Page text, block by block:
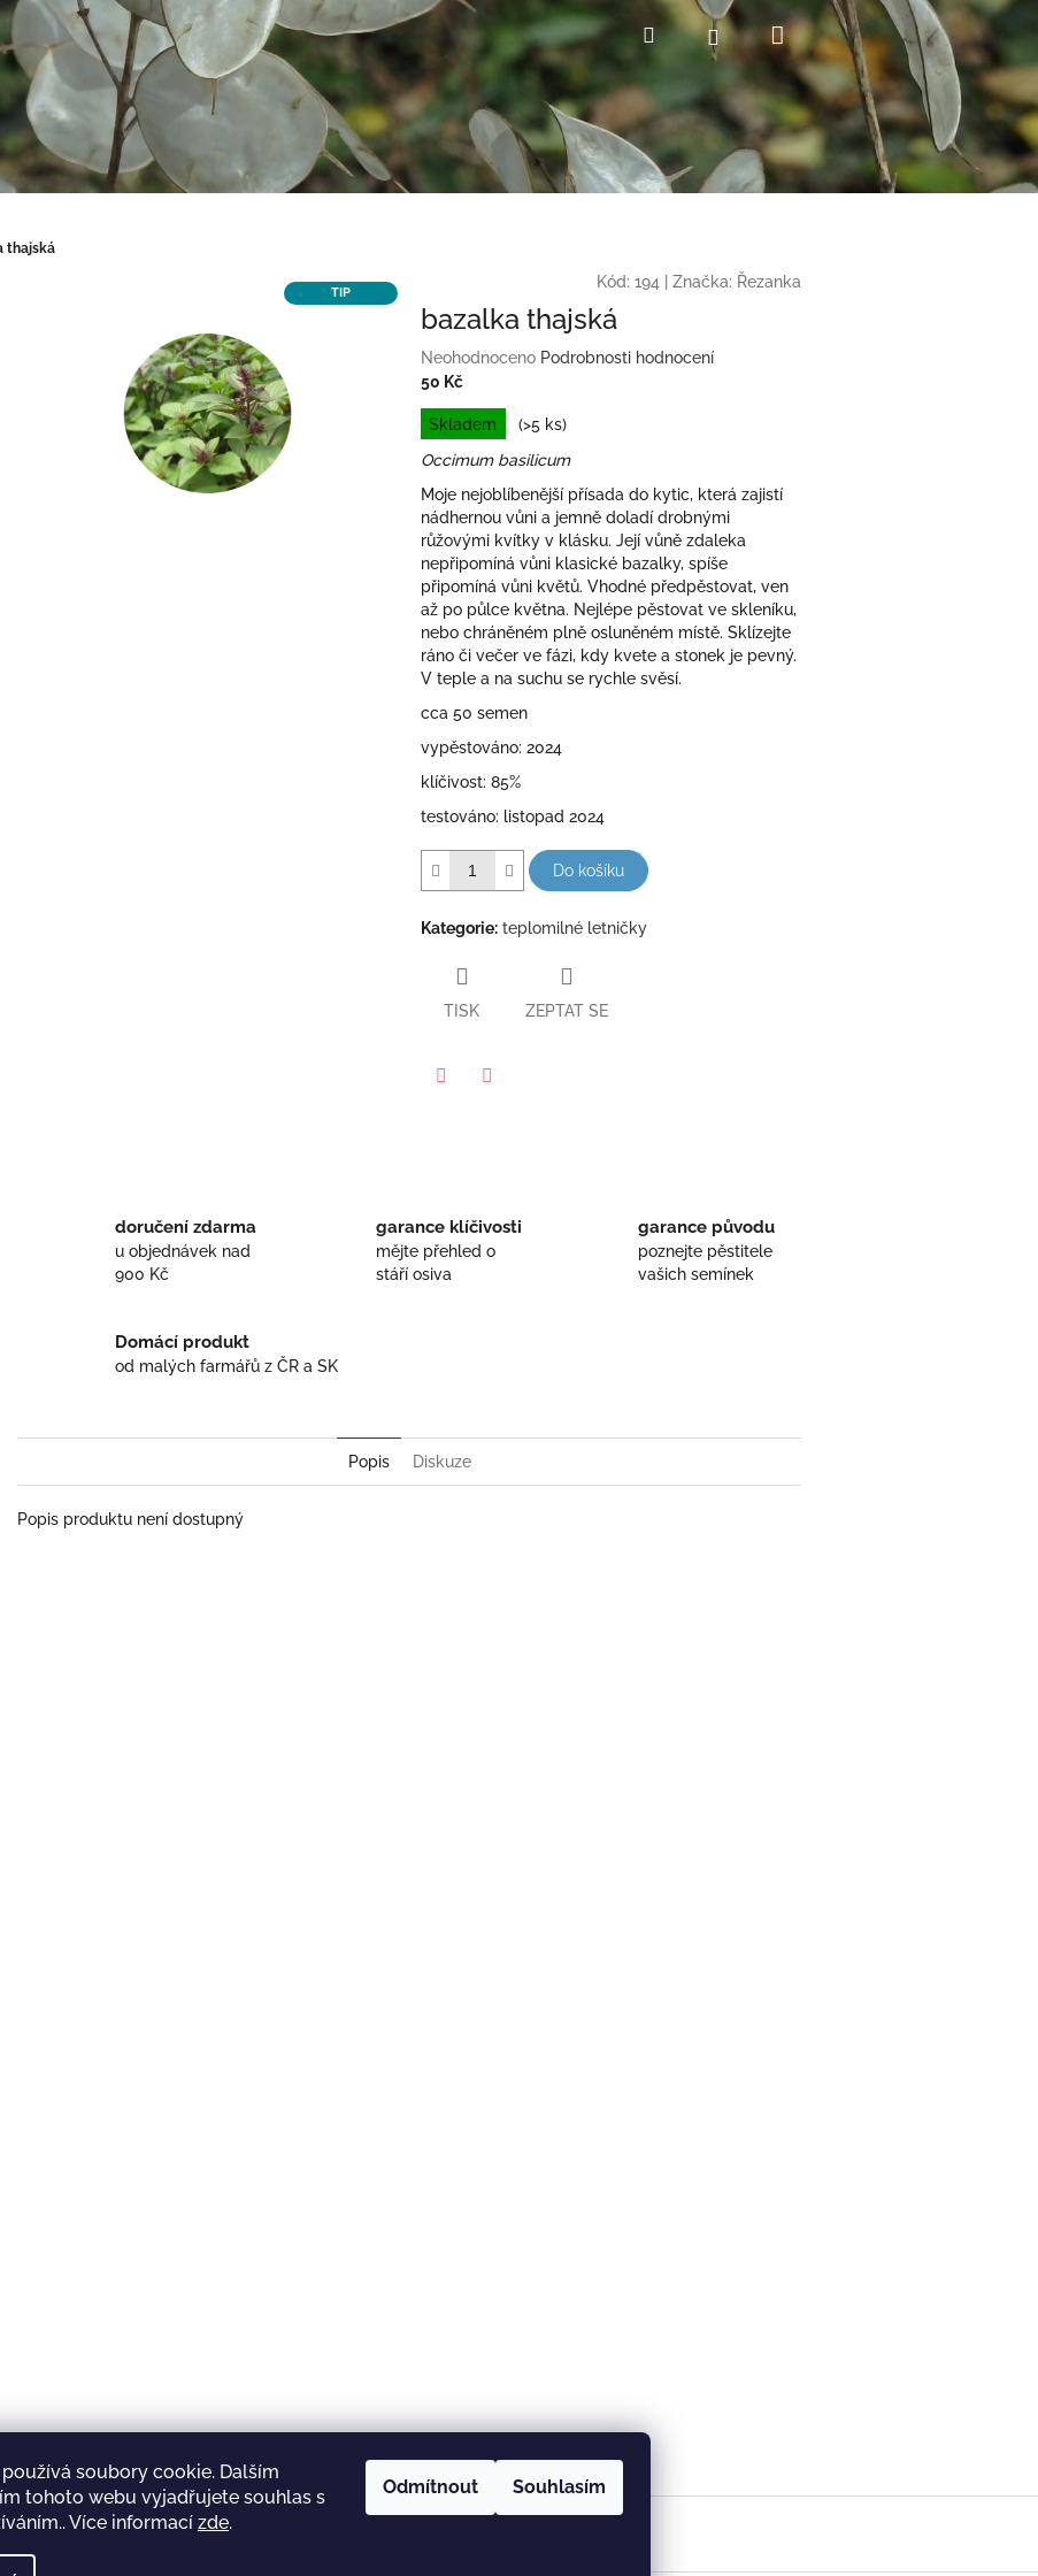
soubory cookie. Dalším
tohoto webu vyjadřujete souhlas s
Více informací zde.
Odmítnout Souhlasím
HledatPřihlášeníNákupní
košík
thajská
TIP
Kód: 194 Značka: Řezanka
bazalka thajská
Průměrné
hodnocení
je
z
5
hvězdiček.
Neohodnoceno Podrobnosti hodnocení
50 Kč
Měrná
cena:
Skladem
(>5 ks)
Occimum basilicum
Moje nejoblíbenější přísada do kytic, která zajistí
nádhernou vůni a jemně doladí drobnými
růžovými kvítky v klásku. Její vůně zdaleka
nepřipomíná vůni klasické bazalky, spíše
připomíná vůni květů. Vhodné předpěstovat, ven
až po půlce května. Nejlépe pěstovat ve skleníku,
nebo chráněném plně osluněném místě. Sklízejte
ráno či večer ve fázi, kdy kvete a stonek je pevný.
V teple a na suchu se rychle svěsí.
cca 50 semen
vypěstováno: 2024
klíčivost: 85%
testováno: listopad 2024
Do košíku
Kategorie: teplomilné letničky
TISK ZEPTAT SE
doručení zdarma
u objednávek nad
900 Kč
garance klíčivosti
mějte přehled o
stáří osiva
garance původu
poznejte pěstitele
vašich semínek
Domácí produkt
od malých farmářů z ČR a SK
Popis Diskuze
Popis produktu není dostupný
rezanka.cz